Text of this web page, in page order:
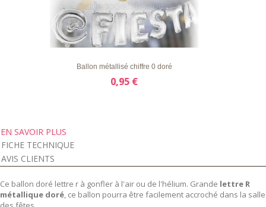
APERÇU RAPIDE DÉTAILS
Ballon métallisé chiffre 0 doré
0,95 €
EN SAVOIR PLUS
FICHE TECHNIQUE
AVIS CLIENTS
Ce ballon doré lettre r à gonfler à l'air ou de l'hélium. Grande lettre R
métallique doré , ce ballon pourra être facilement accroché dans la salle